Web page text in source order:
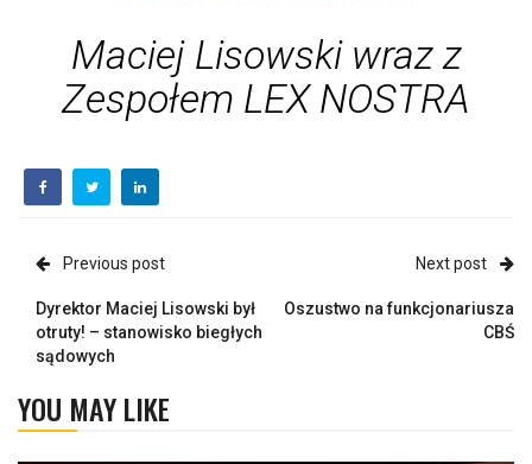
Maciej Lisowski wraz z
Zespołem LEX NOSTRA
Previous post
Dyrektor Maciej Lisowski był
otruty! – stanowisko biegłych
sądowych
Next post
Oszustwo na funkcjonariusza
CBŚ
YOU MAY LIKE